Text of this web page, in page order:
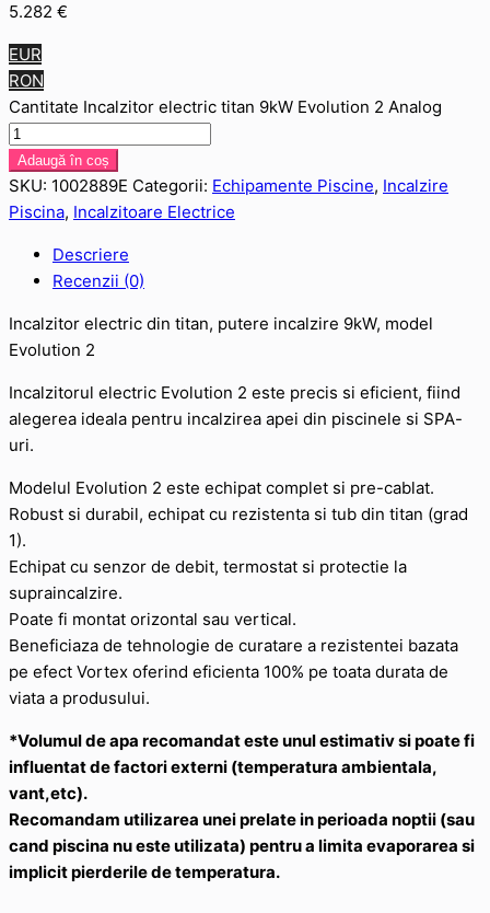
5.282 €
EUR
RON
Cantitate Incalzitor electric titan 9kW Evolution 2 Analog
Adaugă în coș
SKU: 1002889E Categorii: Echipamente Piscine, Incalzire
Piscina, Incalzitoare Electrice
Descriere
Recenzii (0)
Incalzitor electric din titan, putere incalzire 9kW, model
Evolution 2
Incalzitorul electric Evolution 2 este precis si eficient, fiind
alegerea ideala pentru incalzirea apei din piscinele si SPA-
uri.
Modelul Evolution 2 este echipat complet si pre-cablat.
Robust si durabil, echipat cu rezistenta si tub din titan (grad
1).
Echipat cu senzor de debit, termostat si protectie la
supraincalzire.
Poate fi montat orizontal sau vertical.
Beneficiaza de tehnologie de curatare a rezistentei bazata
pe efect Vortex oferind eficienta 100% pe toata durata de
viata a produsului.
*Volumul de apa recomandat este unul estimativ si poate fi
influentat de factori externi (temperatura ambientala,
vant,etc).
Recomandam utilizarea unei prelate in perioada noptii (sau
cand piscina nu este utilizata) pentru a limita evaporarea si
implicit pierderile de temperatura.